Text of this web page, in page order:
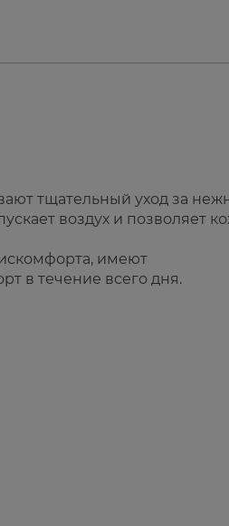
тщательный уход за
воздух и позволяет
имеют
в течение всего дня.